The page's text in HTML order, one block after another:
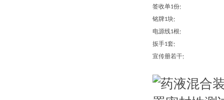
签收单1份;
铭牌1块;
电源线1根;
扳手1套;
宣传册若干;